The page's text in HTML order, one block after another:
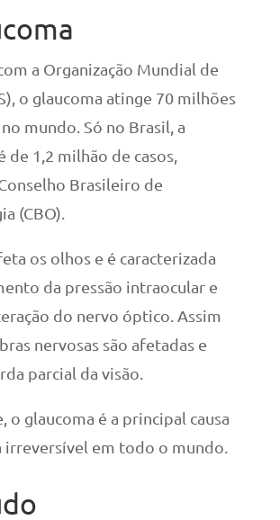
a Organização Mundial de
o glaucoma atinge 70 milhões
mundo. Só no Brasil, a
de 1,2 milhão de casos,
Brasileiro de
(CBO).
os olhos e é caracterizada
da pressão intraocular e
do nervo óptico. Assim
nervosas são afetadas e
parcial da visão.
o glaucoma é a principal causa
irreversível em todo o mundo.